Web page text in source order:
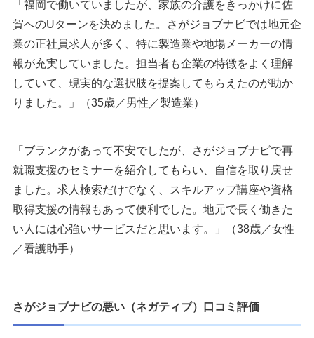
「福岡で働いていましたが、家族の介護をきっかけに佐
賀へのUターンを決めました。さがジョブナビでは地元企
業の正社員求人が多く、特に製造業や地場メーカーの情
報が充実していました。担当者も企業の特徴をよく理解
していて、現実的な選択肢を提案してもらえたのが助か
りました。」（35歳／男性／製造業）
「ブランクがあって不安でしたが、さがジョブナビで再
就職支援のセミナーを紹介してもらい、自信を取り戻せ
ました。求人検索だけでなく、スキルアップ講座や資格
取得支援の情報もあって便利でした。地元で長く働きた
い人には心強いサービスだと思います。」（38歳／女性
／看護助手）
さがジョブナビの悪い（ネガティブ）口コミ評価